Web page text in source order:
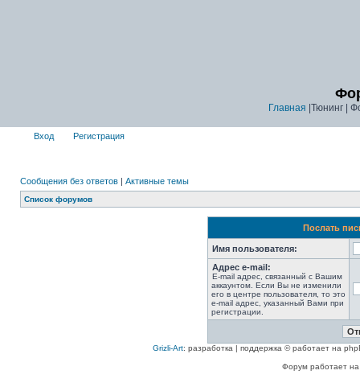
Главная |Тюнинг |
Вход Регистрация
Сообщения без ответов | Активные темы
Список форумов
Послать
Имя пользователя:
Адрес e-mail:
E-mail адрес, связанный с Вашим
аккаунтом. Если Вы не изменили
его в центре пользователя, то это
e-mail адрес, указанный Вами при
регистрации.
Grizli-Art: разработка | поддержка © работает на
Форум работает